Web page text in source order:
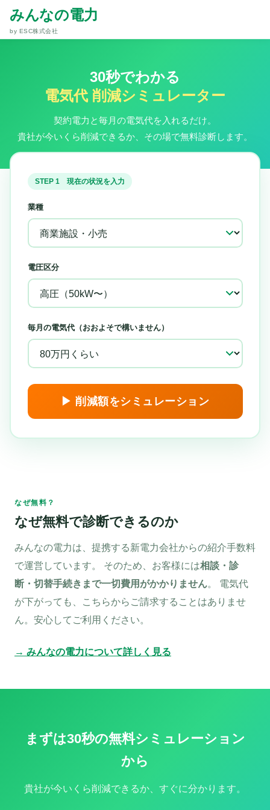
みんなの電力
by ESC株式会社
30秒でわかる
電気代 削減シミュレーター
契約電力と毎月の電気代を入れるだけ。
貴社が今いくら削減できるか、その場で無料診断します。
STEP 1 現在の状況を入力
業種
電圧区分
毎月の電気代（おおよそで構いません）
▶ 削減額をシミュレーション
なぜ無料？
なぜ無料で診断できるのか
みんなの電力は、提携する新電力会社からの紹介手数料
で運営しています。 そのため、お客様には相談・診
断・切替手続きまで一切費用がかかりません。 電気代
が下がっても、こちらからご請求することはありませ
ん。安心してご利用ください。
→ みんなの電力について詳しく見る
まずは30秒の無料シミュレーション
から
貴社が今いくら削減できるか、すぐに分かります。